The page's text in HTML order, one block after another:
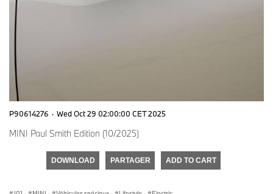
P90614276 · Wed Oct 29 02:00:00 CET 2025
MINI Paul Smith Edition (10/2025)
DOWNLOAD PARTAGER ADD TO CART